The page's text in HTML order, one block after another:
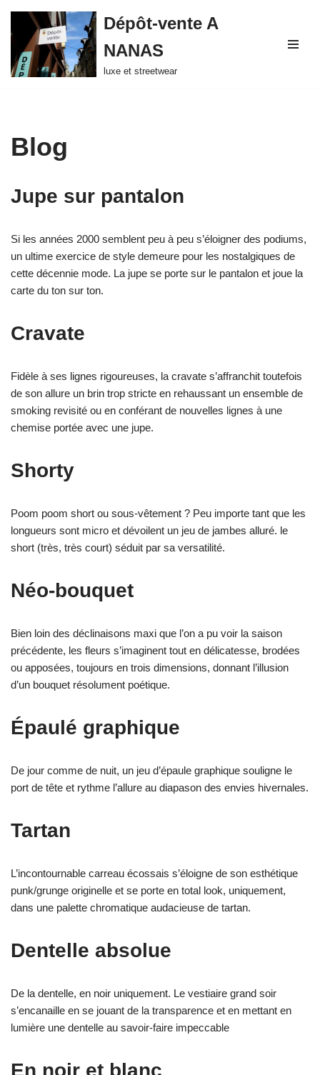
Aller
au
contenu
Dépôt-vente A
NANAS
luxe et streetwear
Blog
Jupe sur pantalon
Si les années 2000 semblent peu à peu s’éloigner des podiums,
un ultime exercice de style demeure pour les nostalgiques de
cette décennie mode. La jupe se porte sur le pantalon et joue la
carte du ton sur ton.
Cravate
Fidèle à ses lignes rigoureuses, la cravate s’affranchit toutefois
de son allure un brin trop stricte en rehaussant un ensemble de
smoking revisité ou en conférant de nouvelles lignes à une
chemise portée avec une jupe.
Shorty
Poom poom short ou sous-vêtement ? Peu importe tant que les
longueurs sont micro et dévoilent un jeu de jambes alluré. le
short (très, très court) séduit par sa versatilité.
Néo-bouquet
Bien loin des déclinaisons maxi que l’on a pu voir la saison
précédente, les fleurs s’imaginent tout en délicatesse, brodées
ou apposées, toujours en trois dimensions, donnant l’illusion
d’un bouquet résolument poétique.
Épaulé graphique
De jour comme de nuit, un jeu d’épaule graphique souligne le
port de tête et rythme l’allure au diapason des envies hivernales.
Tartan
L’incontournable carreau écossais s’éloigne de son esthétique
punk/grunge originelle et se porte en total look, uniquement,
dans une palette chromatique audacieuse de tartan.
Dentelle absolue
De la dentelle, en noir uniquement. Le vestiaire grand soir
s’encanaille en se jouant de la transparence et en mettant en
lumière une dentelle au savoir-faire impeccable
En noir et blanc